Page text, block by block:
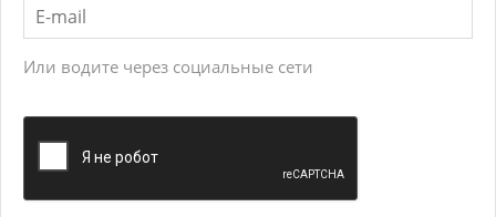
Или водите через социальные сети